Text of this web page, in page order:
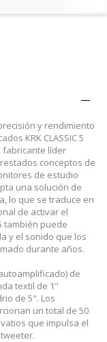
y rendimiento
KRK CLASSIC 5
fabricante líder
conceptos de
de estudio
una solución de
lo que se traduce en
de activar el
también puede
y el sonido que los
durante años.
de
textil de 1"
de 5". Los
un total de 50
que impulsa el